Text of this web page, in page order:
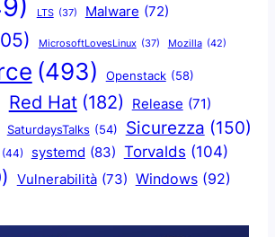
LTS (37) Malware (72)
MicrosoftLovesLinux (37) Mozilla (42)
(493) Openstack (58)
Red Hat (182) Release (71)
SaturdaysTalks (54) Sicurezza (150)
(44) systemd (83) Torvalds (104)
Vulnerabilità (73) Windows (92)